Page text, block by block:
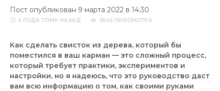
Пост опубликован 9 марта 2022 в 14:30
4 ГОДА ТОМУ НАЗАД 1645 ПРОСМОТРА
Как сделать свисток из дерева, который бы
поместился в ваш карман — это сложный процесс,
который требует практики, экспериментов и
настройки, но я надеюсь, что это руководство даст
вам всю информацию о том, как своими руками